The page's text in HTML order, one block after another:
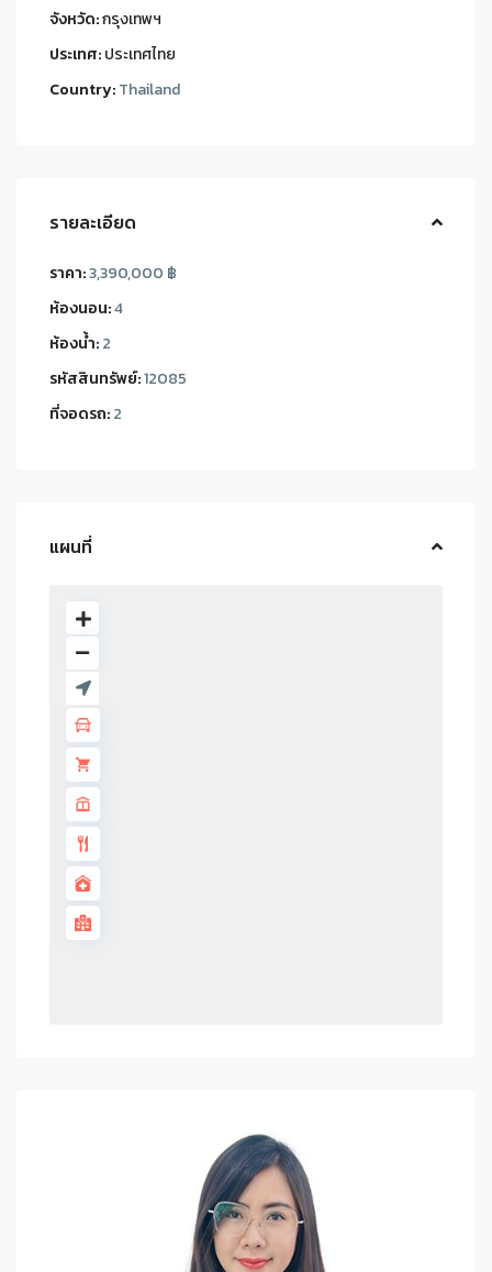
จังหวัด:กรุงเทพฯ
ประเทศ:ประเทศไทย
Country:Thailand
รายละเอียด
ราคา:3,390,000 ฿
ห้องนอน:4
ห้องน้ำ:2
รหัสสินทรัพย์:12085
ที่จอดรถ:2
แผนที่